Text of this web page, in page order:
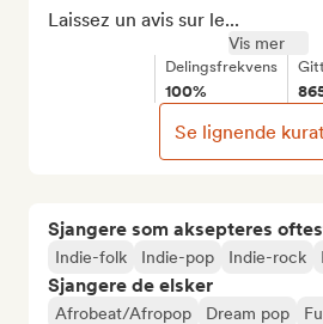
Sjangere som aksepteres
Indie-folk Indie-pop Indie-rock
Sjangere de elsker
Afrobeat/Afropop Dream pop
Laissez un avis sur le...
Vis mer
Delingsfrekvens
100%
Se lignende